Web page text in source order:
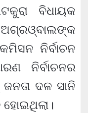
ବିଧାୟକ
ନିର୍ବାଚନ
ନିର୍ବାଚନର
ଦଳ ସାନି
ହୋଇଥିଲା।